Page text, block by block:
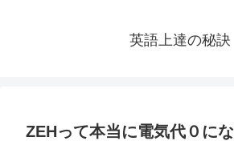
英語上達の秘訣
ZEHって本当に電気代０に